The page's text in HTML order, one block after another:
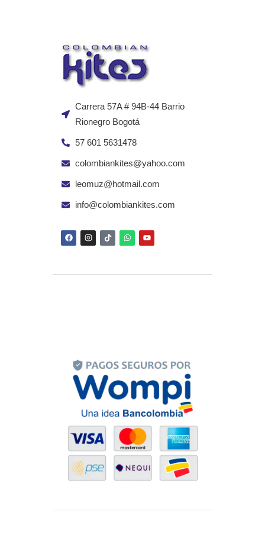
Carrera 57A # 94B-44 Barrio
Rionegro Bogotá
57 601 5631478
colombiankites@yahoo.com
leomuz@hotmail.com
info@colombiankites.com